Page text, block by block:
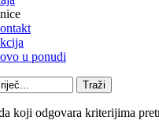
u ponudi
Traži
koji odgovara kriterijima